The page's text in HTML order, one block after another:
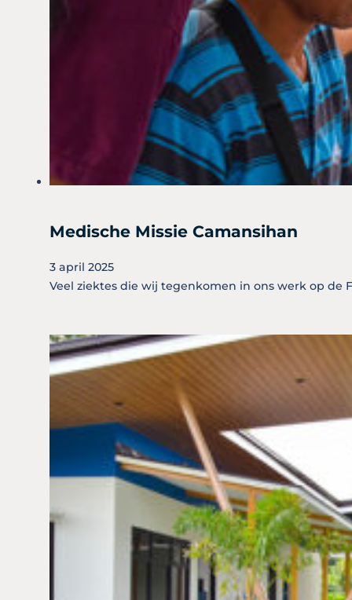
Medische Missie Camansihan
3 april 2025
Veel ziektes die wij tegenkomen in ons werk op